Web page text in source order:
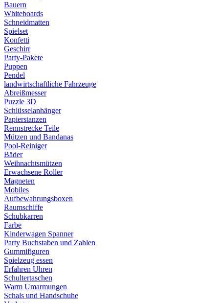
Bauern
Whiteboards
Schneidmatten
Spielset
Konfetti
Geschirr
Party-Pakete
Puppen
Pendel
landwirtschaftliche Fahrzeuge
Abreißmesser
Puzzle 3D
Schlüsselanhänger
Papierstanzen
Rennstrecke Teile
Mützen und Bandanas
Pool-Reiniger
Bäder
Weihnachtsmützen
Erwachsene Roller
Magneten
Mobiles
Aufbewahrungsboxen
Raumschiffe
Schubkarren
Farbe
Kinderwagen Spanner
Party Buchstaben und Zahlen
Gummifiguren
Spielzeug essen
Erfahren Uhren
Schultertaschen
Warm Umarmungen
Schals und Handschuhe